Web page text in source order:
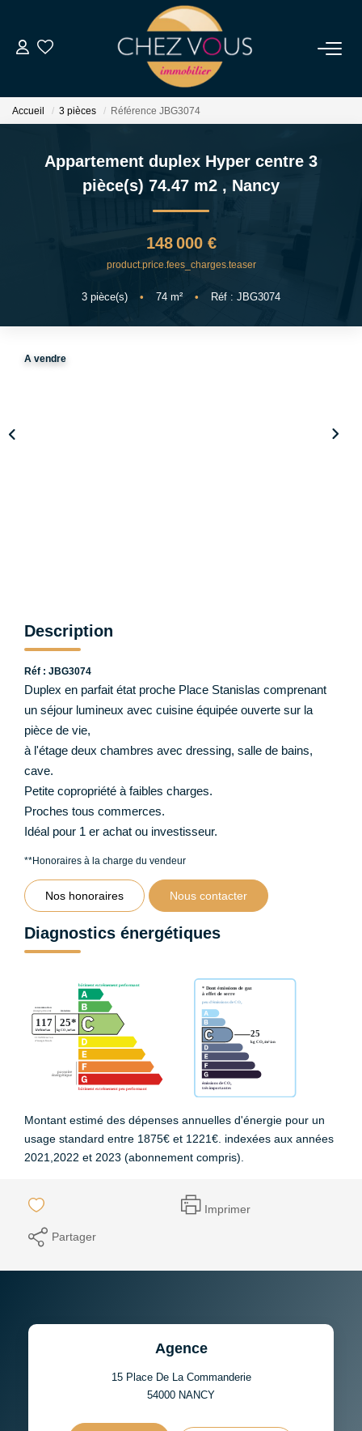
NOS BIENS
Biens Vendus
NOTRE AGENCE
Accueil 3 pièces Référence JBG3074
Appartement duplex Hyper centre 3
pièce(s) 74.47 m2 , Nancy
148 000 €
product.price.fees_charges.teaser
3 pièce(s) • 74 m² • Réf : JBG3074
A vendre
Description
Réf : JBG3074
Duplex en parfait état proche Place Stanislas comprenant
un séjour lumineux avec cuisine équipée ouverte sur la
pièce de vie,
à l'étage deux chambres avec dressing, salle de bains,
cave.
Petite copropriété à faibles charges.
Proches tous commerces.
Idéal pour 1 er achat ou investisseur.
**Honoraires à la charge du vendeur
Nos honoraires Nous contacter
Diagnostics énergétiques
Montant estimé des dépenses annuelles d'énergie pour un
usage standard entre 1875€ et 1221€. indexées aux années
2021,2022 et 2023 (abonnement compris).
Imprimer
Partager
Agence
15 Place De La Commanderie
54000 NANCY